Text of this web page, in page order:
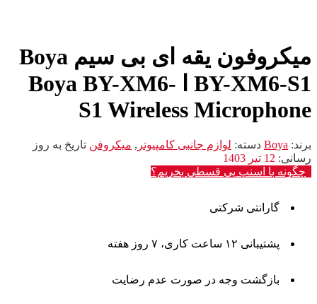
میکروفون یقه ای بی سیم Boya
BY-XM6-S1 ا Boya BY-XM6-
S1 Wireless Microphone
برند: Boya دسته: لوازم جانبی کامپیوتر , میکروفن تاریخ به روز
رسانی: 12 تیر 1403
چگونه با اسنپ پی قسطی بخریم؟
گارانتی شرکتی
پشتیبانی ۱۲ ساعت کاری، ۷ روز هفته
بازگشت وجه در صورت عدم رضایت